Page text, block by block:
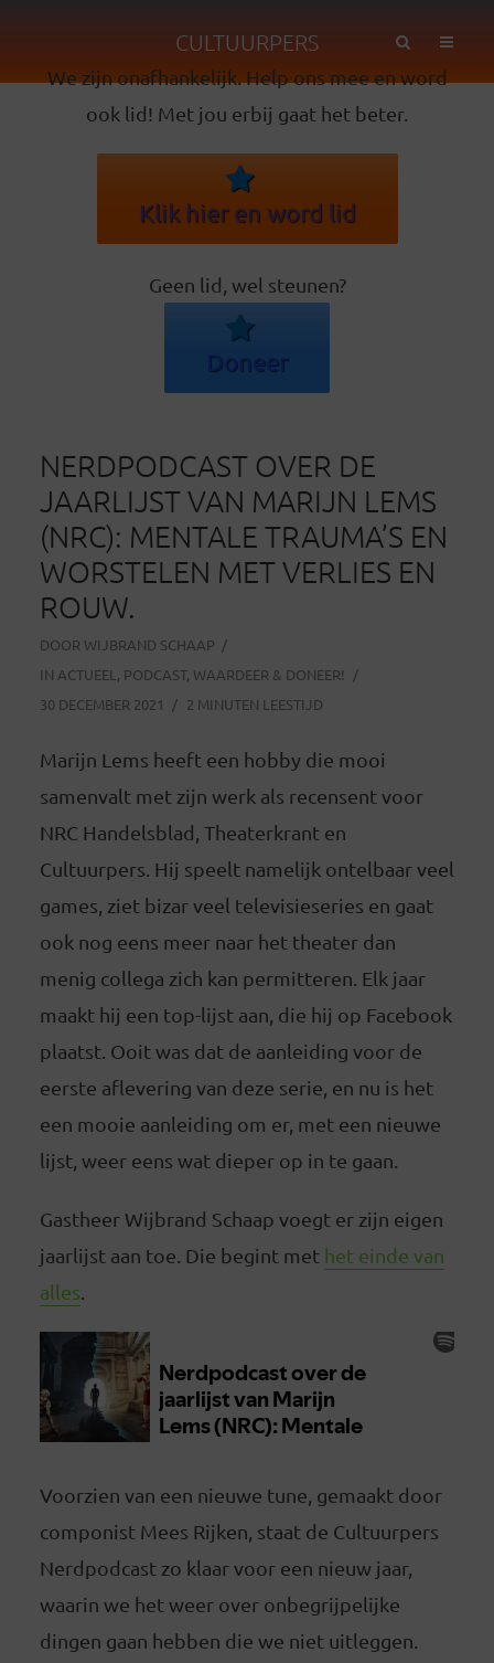
CULTUURPERS
We zijn onafhankelijk. Help ons mee en word
ook lid! Met jou erbij gaat het beter.
Klik hier en word lid
Geen lid, wel steunen?
Doneer
NERDPODCAST OVER DE
JAARLIJST VAN MARIJN LEMS
(NRC): MENTALE TRAUMA’S EN
WORSTELEN MET VERLIES EN
ROUW.
DOOR WIJBRAND SCHAAP
IN ACTUEEL , PODCAST, WAARDEER & DONEER!
30 DECEMBER 2021
2 MINUTEN LEESTIJD
Marijn Lems heeft een hobby die mooi
samenvalt met zijn werk als recensent voor
NRC Handelsblad, Theaterkrant en
Cultuurpers. Hij speelt namelijk ontelbaar veel
games, ziet bizar veel televisieseries en gaat
ook nog eens meer naar het theater dan
menig collega zich kan permitteren. Elk jaar
maakt hij een top-lijst aan, die hij op Facebook
plaatst. Ooit was dat de aanleiding voor de
eerste aflevering van deze serie, en nu is het
een mooie aanleiding om er, met een nieuwe
lijst, weer eens wat dieper op in te gaan.
Gastheer Wijbrand Schaap voegt er zijn eigen
jaarlijst aan toe. Die begint met het einde van
alles
Voorzien van een nieuwe tune, gemaakt door
componist Mees Rijken, staat de Cultuurpers
Nerdpodcast zo klaar voor een nieuw jaar,
waarin we het weer over onbegrijpelijke
dingen gaan hebben die we niet uitleggen.